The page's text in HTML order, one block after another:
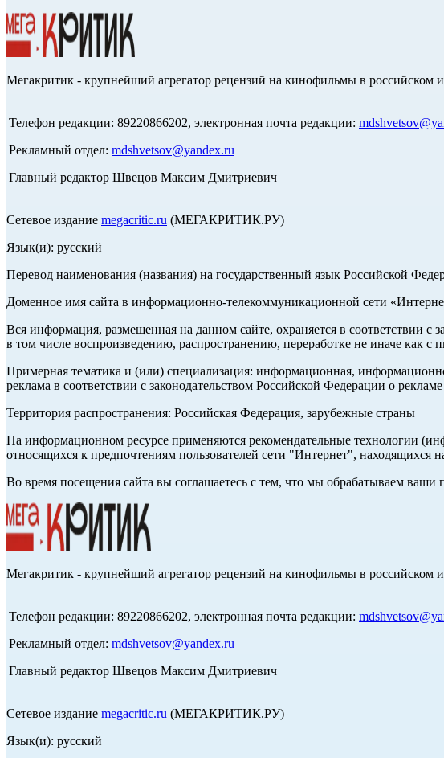
Мегакритик - крупнейший агрегатор рецензий на кинофильмы в российском
Телефон редакции: 89220866202, электронная почта редакции:
Рекламный отдел: mdshvetsov@yandex.ru
Главный редактор Швецов Максим Дмитриевич
Сетевое издание megacritic.ru (МЕГАКРИТИК.РУ)
Язык(и): русский
Перевод наименования (названия) на государственный язык Российской
Доменное имя сайта в информационно-телекоммуникационной сети
Вся информация, размещенная на данном сайте, охраняется в соответствии
в том числе воспроизведению, распространению, переработке не иначе как с
Примерная тематика и (или) специализация: информационная, информационно-
реклама в соответствии с законодательством Российской Федерации о рекламе
Территория распространения: Российская Федерация, зарубежные страны
На информационном ресурсе применяются рекомендательные технологии
относящихся к предпочтениям пользователей сети "Интернет", находящихся
Во время посещения сайта вы соглашаетесь с тем, что мы обрабатываем
Мегакритик - крупнейший агрегатор рецензий на кинофильмы в российском
Телефон редакции: 89220866202, электронная почта редакции:
Рекламный отдел: mdshvetsov@yandex.ru
Главный редактор Швецов Максим Дмитриевич
Сетевое издание megacritic.ru (МЕГАКРИТИК.РУ)
Язык(и): русский